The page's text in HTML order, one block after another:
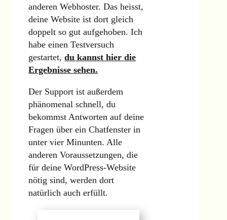
anderen Webhoster. Das heisst,
deine Website ist dort gleich
doppelt so gut aufgehoben. Ich
habe einen Testversuch
gestartet,du kannst hier die
Ergebnisse sehen.
Der Support ist außerdem
phänomenal schnell, du
bekommst Antworten auf deine
Fragen über ein Chatfenster in
unter vier Minunten. Alle
anderen Voraussetzungen, die
für deine WordPress-Website
nötig sind, werden dort
natürlich auch erfüllt.